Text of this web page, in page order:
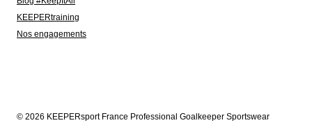
KEEPERtraining
Nos engagements
© 2026 KEEPERsport France Professional Goalkeeper Sportswear